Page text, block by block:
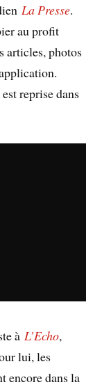
La Presse.
au profit
articles, photos
reprise dans
àL’Echo,
lui, les
encore dans la